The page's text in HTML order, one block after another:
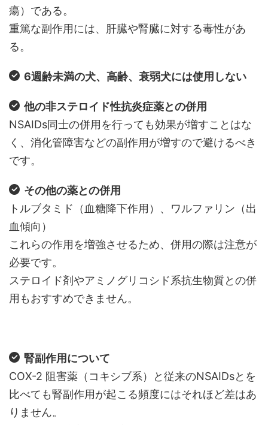
瘍）である。
重篤な副作用には、肝臓や腎臓に対する毒性があ
る。
6週齢未満の犬、高齢、衰弱犬には使用しない
他の非ステロイド性抗炎症薬との併用
NSAIDs同士の併用を行っても効果が増すことはな
く、消化管障害などの副作用が増すので避けるべき
です。
その他の薬との併用
トルブタミド（血糖降下作用）、ワルファリン（出
血傾向）
これらの作用を増強させるため、併用の際は注意が
必要です。
ステロイド剤やアミノグリコシド系抗生物質との併
用もおすすめできません。
腎副作用について
COX-2 阻害薬（コキシブ系）と従来のNSAIDsとを
比べても腎副作用が起こる頻度にはそれほど差はあ
りません。